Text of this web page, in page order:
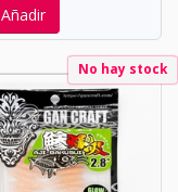
Añadir
No hay stock